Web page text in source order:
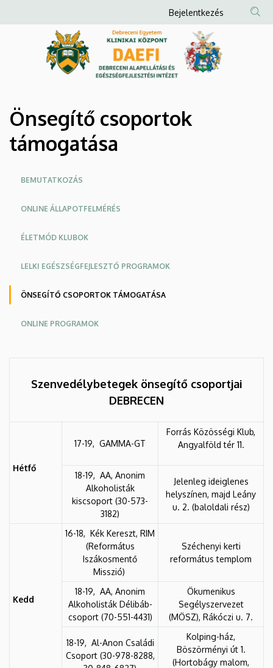
csoportok
támogatása
Debreceni
Alapellátási
Egészségfejlesztési
Intézet
a
Anonim
Felhasználói
fiók
menüje
Bejelentkezés
Önsegítő csoportok
támogatása
Oldalmenü
BEMUTATKOZÁS
ONLINE ÁLLAPOTFELMÉRÉS
ÉLETMÓD KLUBOK
LELKI EGÉSZSÉGFEJLESZTŐ PROGRAMOK
ÖNSEGÍTŐ CSOPORTOK TÁMOGATÁSA
ONLINE PROGRAMOK
Szenvedélybetegek önsegítő csoportjai
DEBRECEN
Hétfő
17-19, GAMMA-GT
Forrás Közösségi Klub,
Angyalföld tér 11.
18-19, AA, Anonim
Alkoholisták
kiscsoport (30-573-
3182)
Jelenleg ideiglenes
helyszínen, majd Leány
u. 2. (baloldali rész)
Kedd
16-18, Kék Kereszt, RIM
(Református
Iszákosmentő
Misszió)
Széchenyi kerti
református templom
18-19, AA, Anonim
Alkoholisták Délibáb-
csoport (70-551-4431)
Ökumenikus
Segélyszervezet
(MÖSZ), Rákóczi u. 7.
18-19, Al-Anon Családi
Csoport (30-978-8288,
Kolping-ház,
Böszörményi út 1.
(Hortobágy malom,